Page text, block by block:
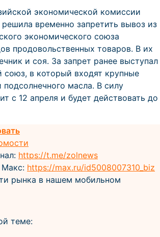
экономической комиссии
временно запретить вывоз из
экономического союза
продовольственных товаров. В их
и соя. За запрет ранее выступал
в который входят крупные
подсолнечного масла. В силу
c 12 апреля и будет действовать до
https://t.me/zolnews
https://max.ru/id5008007310_biz
рынка в нашем мобильном
теме: